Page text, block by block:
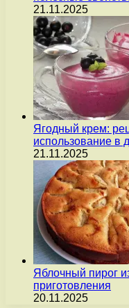
21.11.2025
Ягодный крем:
использование в
21.11.2025
Яблочный пирог
приготовления
20.11.2025